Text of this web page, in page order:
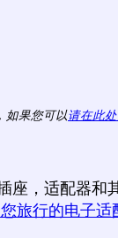
如果您可以请在此
座，适配器和
旅行的电子